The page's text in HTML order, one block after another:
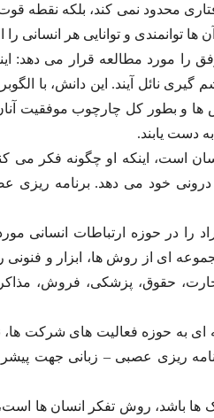
محدود نمی کند، بلکه نقطه
توانمندی و توانایی هر انسانی
را مورد مطالعه قرار می دهد:
نائل آیند. این دانش، با
ها و بطور کل چارچوب موفقیت
دست یابند.
است، اینکه او چگونه فکر می
خود می دهد. برنامه ریزی
را در حوزه ارتباطات انسانی
ای از روش ها، ابزار و فنونی
حقوق، پزشکی، فروش،
به حوزه فعالیت های شرکت ها،
ریزی عصبی – زبانی جهت
ها باشد، روش تفکر انسان ها